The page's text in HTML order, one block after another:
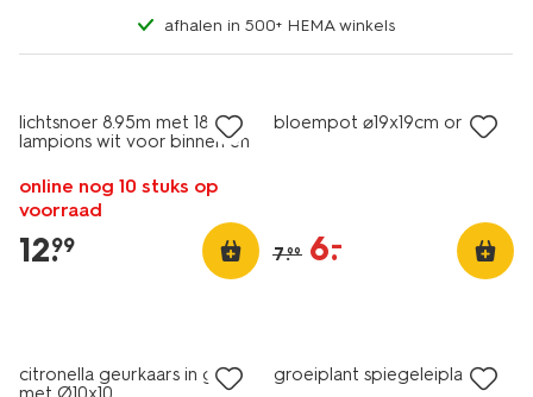
afhalen in 500+ HEMA winkels
lichtsnoer 8.95m met 18 led-
lampions wit voor binnen en
online nog 10 stuks op
voorraad
12.
99
bloempot ⌀19x19cm oranje
7.99 6.
–
citronella geurkaars in glas
groeiplant spiegeleiplantje